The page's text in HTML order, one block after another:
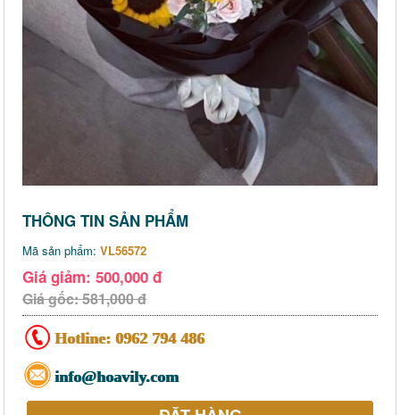
THÔNG TIN SẢN PHẨM
Mã sản phẩm: VL56572
Giá giảm: 500,000 đ
Giá gốc: 581,000 đ
Hotline: 0962 794 486
info@hoavily.com